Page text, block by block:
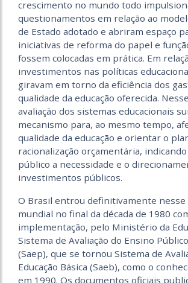
crescimento no mundo todo
questionamentos em relação ao
de Estado adotado e abriram espaço
iniciativas de reforma do papel e
fossem colocadas em prática. Em
investimentos nas políticas
giravam em torno da eficiência dos
qualidade da educação oferecida.
avaliação dos sistemas educacionais
mecanismo para, ao mesmo tempo,
qualidade da educação e orientar o
racionalização orçamentária,
público a necessidade e o
investimentos públicos.
O Brasil entrou definitivamente
mundial no final da década de 1980
implementação, pelo Ministério da
Sistema de Avaliação do Ensino
(Saep), que se tornou Sistema de
Educação Básica (Saeb), como o
em 1990. Os documentos oficiais